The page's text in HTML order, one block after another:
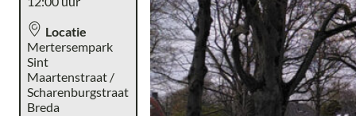
Locatie
Mertersempark
Sint
Maartenstraat /
Scharenburgstraat
Breda